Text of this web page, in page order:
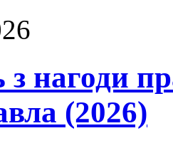
з нагоди
(2026)